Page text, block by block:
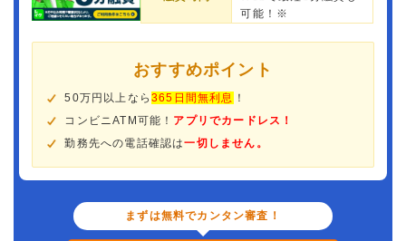
可能！※
おすすめポイント
50万円以上なら365日間無利息 ！
コンビニATM可能！ アプリでカードレス！
勤務先への電話確認は一切しません。
まずは無料でカンタン審査！